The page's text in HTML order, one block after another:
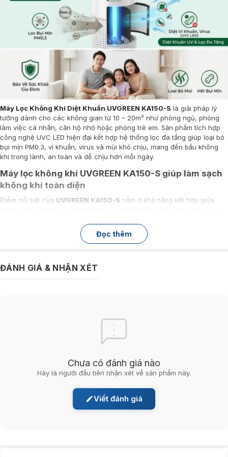
Máy Lọc Không Khí Diệt Khuẩn UVGREEN KA150-S là giải pháp lý
tưởng dành cho các không gian từ 10 – 20m² như phòng ngủ, phòng
làm việc cá nhân, căn hộ nhỏ hoặc phòng trẻ em. Sản phẩm tích hợp
công nghệ UVC LED hiện đại kết hợp hệ thống lọc đa tầng giúp loại bỏ
bụi mịn PM0.3, vi khuẩn, virus và mùi khó chịu, mang đến bầu không
khí trong lành, an toàn và dễ chịu hơn mỗi ngày.
Máy lọc không khí UVGREEN KA150-S giúp làm sạch
không khí toàn diện
Điểm nổi bật của UVGREEN KA150-S nằm ở khả năng kết hợp giữa
nhiều vấn đề thường gặp trong không gian sống như bụi mịn, vi khuẩn,
mùi hôi hay các tác nhân gây dị ứng.
khi được trả lại môi trường. Điều này giúp không khí trong phòng luôn
sạch hơn, giảm đáng kể các tác nhân ảnh hưởng đến hệ hô hấp, đặc
Đọc thêm
ĐÁNH GIÁ & NHẬN XÉT
Chưa có đánh giá nào
Hãy là người đầu tiên nhận xét về sản phẩm này.
Viết đánh giá